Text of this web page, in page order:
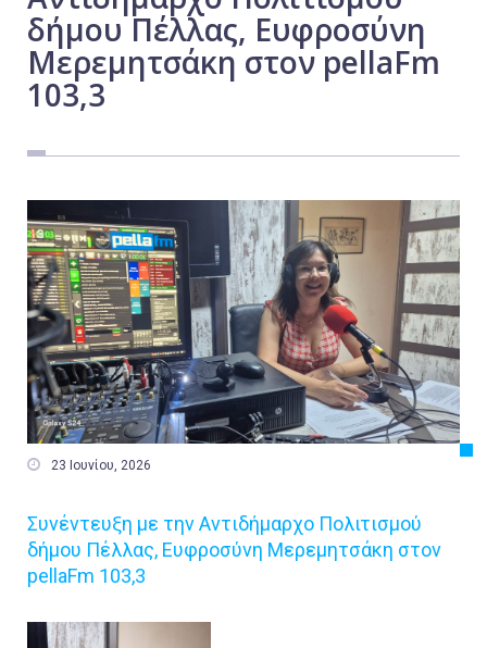
δήμου Πέλλας, Ευφροσύνη
Μερεμητσάκη στον pellaFm
103,3
 23 Ιουνίου, 2026
Συνέντευξη με την Αντιδήμαρχο Πολιτισμού
δήμου Πέλλας, Ευφροσύνη Μερεμητσάκη στον
pellaFm 103,3
Εργασία
Ελλάδα
Οικονομία
Πολιτική
Αθλητικά
Αστυνομικό Δελτίο